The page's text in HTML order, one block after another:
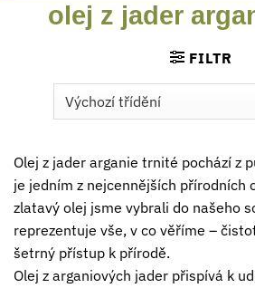
olej z jader
FILTR
Olej z jader arganie trnité pochází z
je jedním z nejcennějších přírodních
zlatavý olej jsme vybrali do našeho
reprezentuje vše, v co věříme –
šetrný přístup k přírodě.
Olej z arganiových jader přispívá k